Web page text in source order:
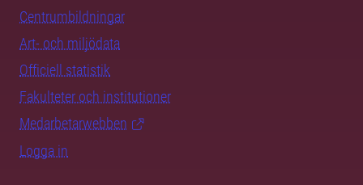
Centrumbildningar
Art- och miljödata
Officiell statistik
Fakulteter och institutioner
Medarbetarwebben
Logga in